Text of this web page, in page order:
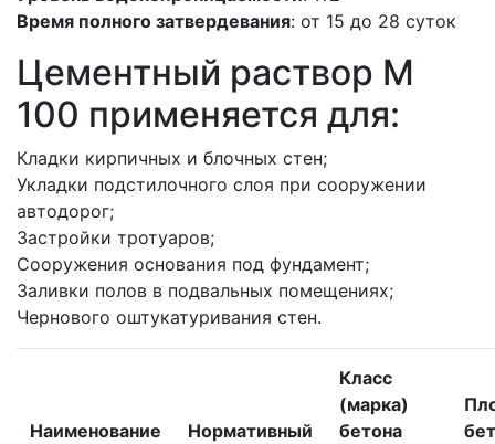
Время полного затвердевания: от 15 до 28 суток
Цементный раствор M
100 применяется для:
Кладки кирпичных и блочных стен;
Укладки подстилочного слоя при сооружении
автодорог;
Застройки тротуаров;
Сооружения основания под фундамент;
Заливки полов в подвальных помещениях;
Чернового оштукатуривания стен.
Наименование
Нормативный
Класс
(марка)
бетона